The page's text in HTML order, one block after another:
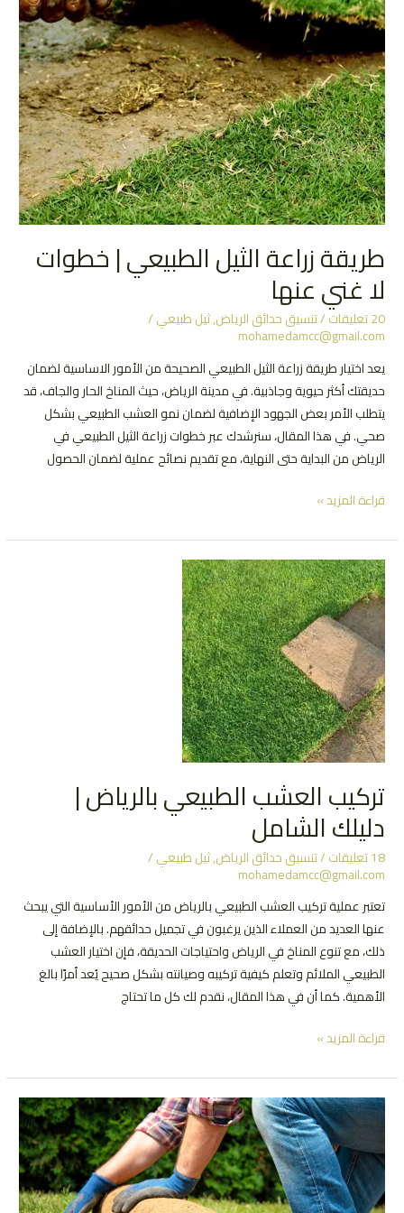
طريقة زراعة الثيل الطبيعي | خطوات
لا غني عنها
20 تعليقات /تنسيق حدائق الرياض,ثيل طبيعي/
mohamedamcc@gmail.com
يعد اختيار طريقة زراعة الثيل الطبيعي الصحيحة من الأمور الاساسية لضمان
حديقتك أكثر حيوية وجاذبية. في مدينة الرياض، حيث المناخ الحار والجاف، قد
يتطلب الأمر بعض الجهود الإضافية لضمان نمو العشب الطبيعي بشكل
صحي. في هذا المقال، سنرشدك عبر خطوات زراعة الثيل الطبيعي في
الرياض من البداية حتى النهاية، مع تقديم نصائح عملية لضمان الحصول
طريقة
الثيل
الطبيعي
|
خطوات
لا
غني
عنها
قراءة المزيد »
تركيب العشب الطبيعي بالرياض |
دليلك الشامل
18 تعليقات /تنسيق حدائق الرياض,ثيل طبيعي/
mohamedamcc@gmail.com
تعتبر عملية تركيب العشب الطبيعي بالرياض من الأمور الأساسية التي يبحث
عنها العديد من العملاء الذين يرغبون في تجميل حدائقهم. بالإضافة إلى
ذلك، مع تنوع المناخ في الرياض واحتياجات الحديقة، فإن اختيار العشب
الطبيعي الملائم وتعلم كيفية تركيبه وصيانته بشكل صحيح يُعد أمرًا بالغ
الأهمية. كما أن في هذا المقال، نقدم لك كل ما تحتاج
تركيب
الطبيعي
بالرياض
دليلك
الشامل
قراءة المزيد »